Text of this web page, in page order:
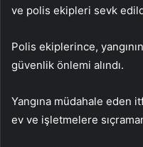
ve polis ekipleri sevk
Polis ekiplerince,
güvenlik önlemi alındı.
Yangına müdahale eden
ev ve işletmelere